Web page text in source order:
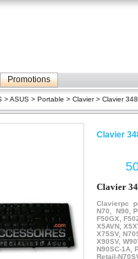
Promotions
>ASUS > Portable > Clavier> Clavier
Clavier
Clavier
Clavierpc
N70, N90,
F50GX,
X5AVN,
X75SV,
X90SV,
N90SC-1A,
Retail-